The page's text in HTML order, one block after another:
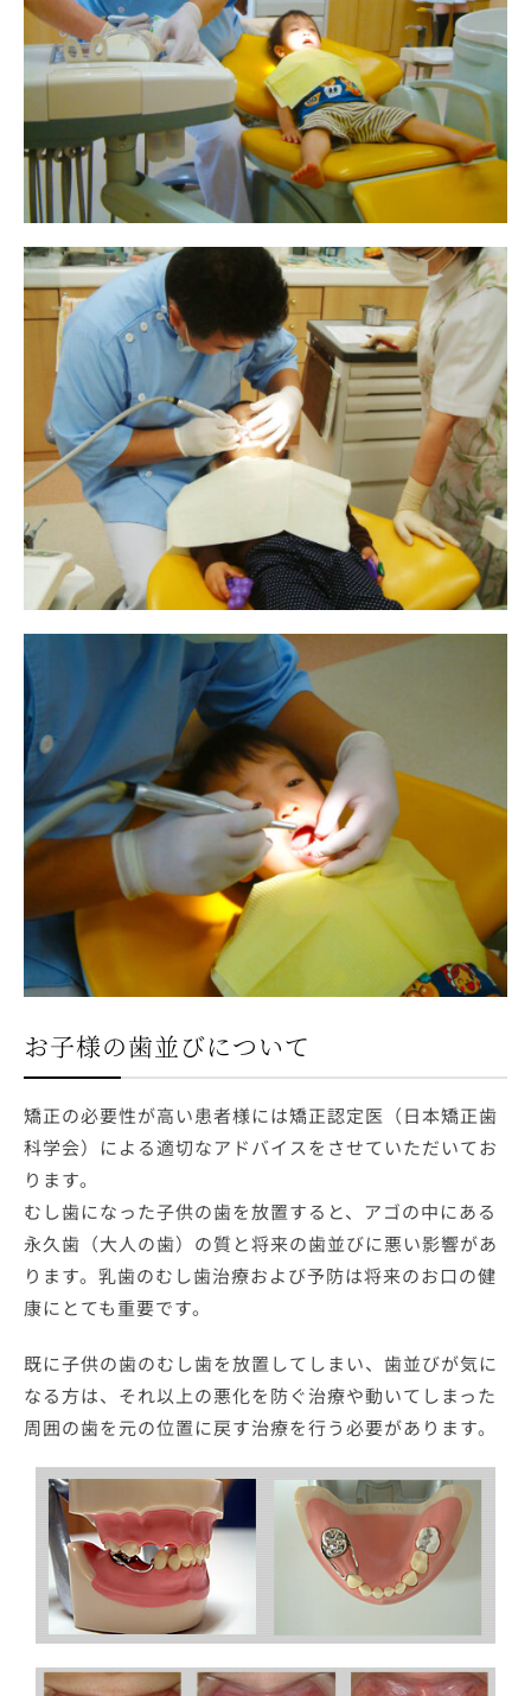
お子様の歯並びについて
矯正の必要性が高い患者様には矯正認定医（日本矯正歯
科学会）による適切なアドバイスをさせていただいてお
ります。
むし歯になった子供の歯を放置すると、アゴの中にある
永久歯（大人の歯）の質と将来の歯並びに悪い影響があ
ります。乳歯のむし歯治療および予防は将来のお口の健
康にとても重要です。
既に子供の歯のむし歯を放置してしまい、歯並びが気に
なる方は、それ以上の悪化を防ぐ治療や動いてしまった
周囲の歯を元の位置に戻す治療を行う必要があります。